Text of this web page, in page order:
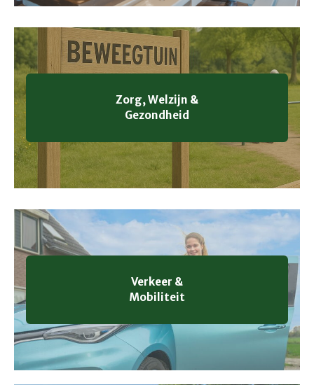
Zorg, Welzijn &
Gezondheid
Verkeer &
Mobiliteit